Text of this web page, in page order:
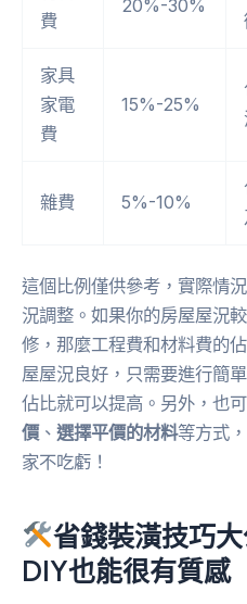
費
20%-30%
家具
家電
費
15%-25%
雜費 5%-10%
這個比例僅供參考，實際情
況調整。如果你的房屋屋況
修，那麼工程費和材料費的
屋屋況良好，只需要進行簡
佔比就可以提高。另外，也
價、 選擇平價的材料等方式
家不吃虧！
省錢裝潢技巧
DIY也能很有質感